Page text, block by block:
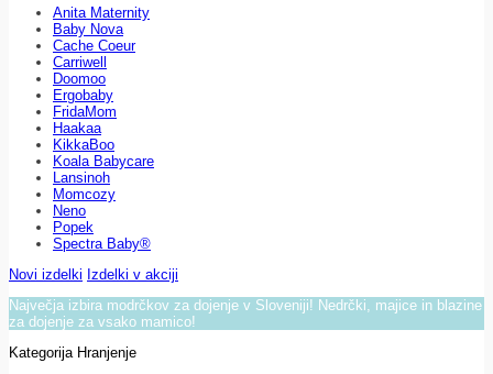
Anita Maternity
Baby Nova
Cache Coeur
Carriwell
Doomoo
Ergobaby
FridaMom
Haakaa
KikkaBoo
Koala Babycare
Lansinoh
Momcozy
Neno
Popek
Spectra Baby®
Novi izdelki Izdelki v akciji
Največja izbira modrčkov za dojenje v Sloveniji! Nedrčki, majice in blazine
za dojenje za vsako mamico!
Kategorija Hranjenje